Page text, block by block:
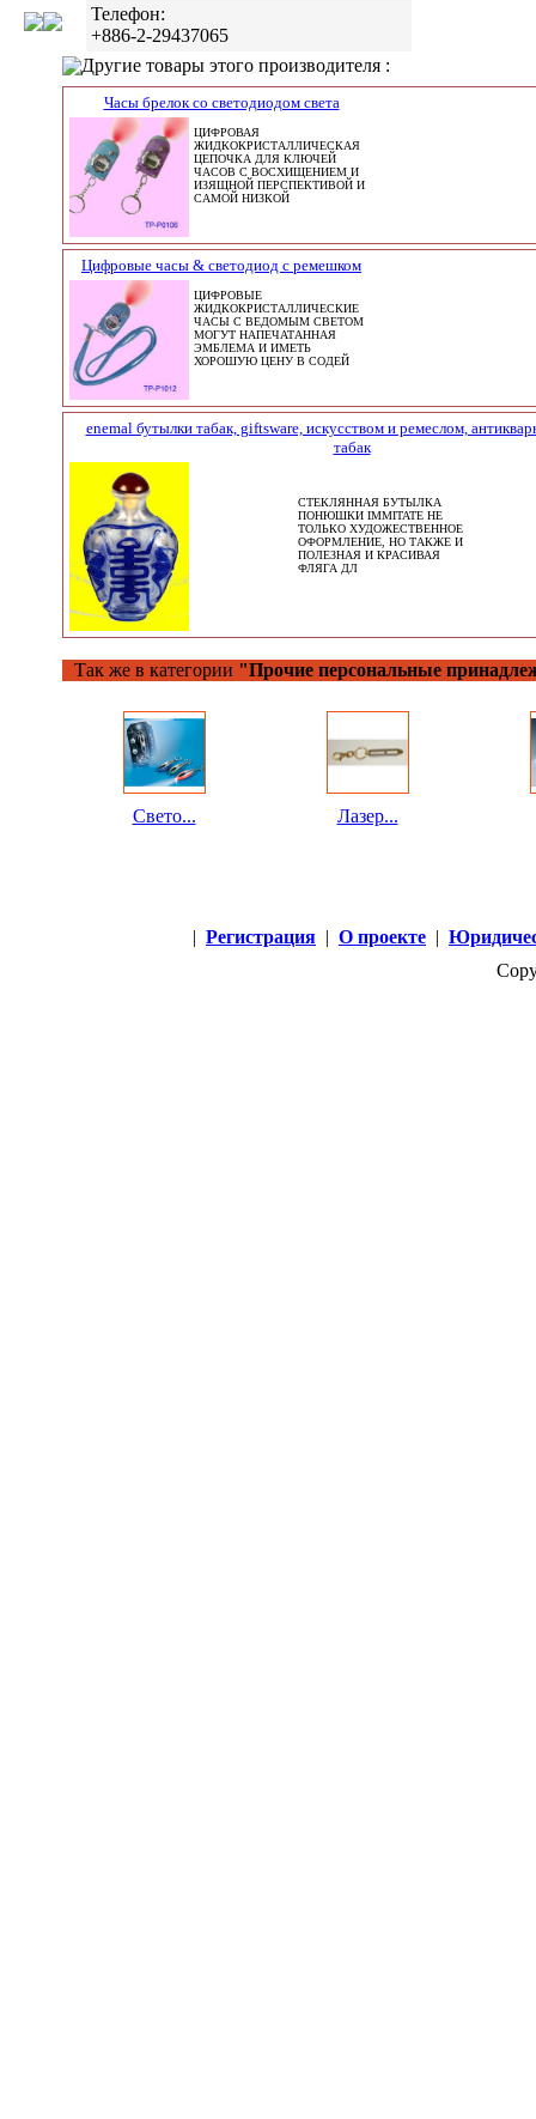
Телефон:
+886-2-29437065
Другие товары этого производителя :
Часы брелок со светодиодом света
ЦИФРОВАЯ
ЖИДКОКРИСТАЛЛИЧЕСКАЯ
ЦЕПОЧКА ДЛЯ КЛЮЧЕЙ
ЧАСОВ С ВОСХИЩЕНИЕМ И
ИЗЯЩНОЙ ПЕРСПЕКТИВОЙ И
САМОЙ НИЗКОЙ
Цифровые часы & светодиод с ремешком
ЦИФРОВЫЕ
ЖИДКОКРИСТАЛЛИЧЕСКИЕ
ЧАСЫ С ВЕДОМЫМ СВЕТОМ
МОГУТ НАПЕЧАТАННАЯ
ЭМБЛЕМА И ИМЕТЬ
ХОРОШУЮ ЦЕНУ В СОДЕЙ
enemal бутылки табак, giftsware, искусством и ремеслом,
табак
СТЕКЛЯННАЯ БУТЫЛКА
ПОНЮШКИ IMMITATE НЕ
ТОЛЬКО ХУДОЖЕСТВЕННОЕ
ОФОРМЛЕНИЕ, НО ТАКЖЕ И
ПОЛЕЗНАЯ И КРАСИВАЯ
ФЛЯГА ДЛ
Так же в категории "Прочие персональные
Свето... Лазер...
| Регистрация | О проекте |